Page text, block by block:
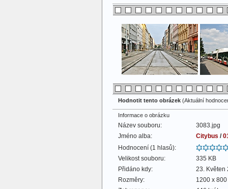
Hodnotit tento obrázek (Aktuální
Informace o obrázku
Název souboru:
3083.jpg
Jméno alba:
Citybus /
Hodnocení (1 hlasů):
Velikost souboru:
335 KB
Přidáno kdy:
23. Květen
Rozměry:
1200 x